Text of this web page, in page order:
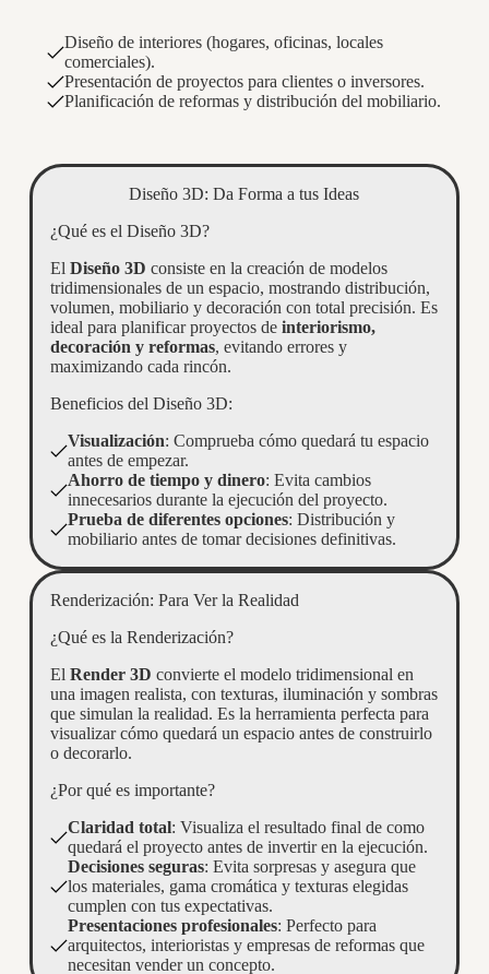
Diseño de interiores (hogares, oficinas, locales
comerciales).
Presentación de proyectos para clientes o inversores.
Planificación de reformas y distribución del mobiliario.
Diseño 3D: Da Forma a tus Ideas
¿Qué es el Diseño 3D?
El Diseño 3D consiste en la creación de modelos
tridimensionales de un espacio, mostrando distribución,
volumen, mobiliario y decoración con total precisión. Es
ideal para planificar proyectos de interiorismo,
decoración y reformas, evitando errores y
maximizando cada rincón.
Beneficios del Diseño 3D:
Visualización: Comprueba cómo quedará tu espacio
antes de empezar.
Ahorro de tiempo y dinero: Evita cambios
innecesarios durante la ejecución del proyecto.
Prueba de diferentes opciones: Distribución y
mobiliario antes de tomar decisiones definitivas.
Renderización: Para Ver la Realidad
¿Qué es la Renderización?
El Render 3D convierte el modelo tridimensional en
una imagen realista, con texturas, iluminación y sombras
que simulan la realidad. Es la herramienta perfecta para
visualizar cómo quedará un espacio antes de construirlo
o decorarlo.
¿Por qué es importante?
Claridad total: Visualiza el resultado final de como
quedará el proyecto antes de invertir en la ejecución.
Decisiones seguras: Evita sorpresas y asegura que
los materiales, gama cromática y texturas elegidas
cumplen con tus expectativas.
Presentaciones profesionales: Perfecto para
arquitectos, interioristas y empresas de reformas que
necesitan vender un concepto.